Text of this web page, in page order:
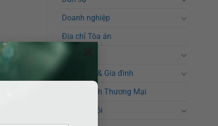
thanh
lao
Doanh nghiệp
Địa chỉ Tòa án
Hình sự
Hôn nhân & Gia đình
Kinh Doanh Thương Mại
Luật sư giỏi